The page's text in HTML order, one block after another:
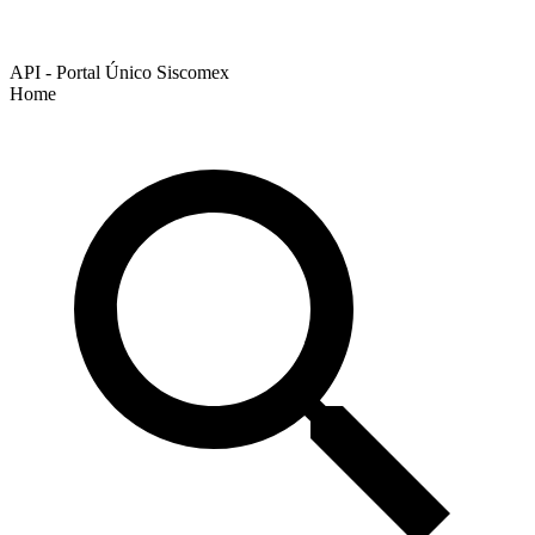
API - Portal Único Siscomex
Home